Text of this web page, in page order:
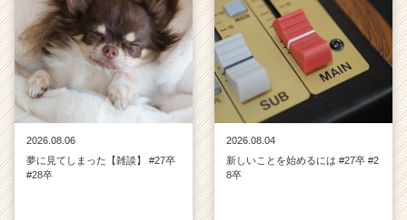
2026.08.06
夢に見てしまった【雑談】 #27卒
#28卒
2026.08.04
新しいことを始めるには #27卒 #2
8卒